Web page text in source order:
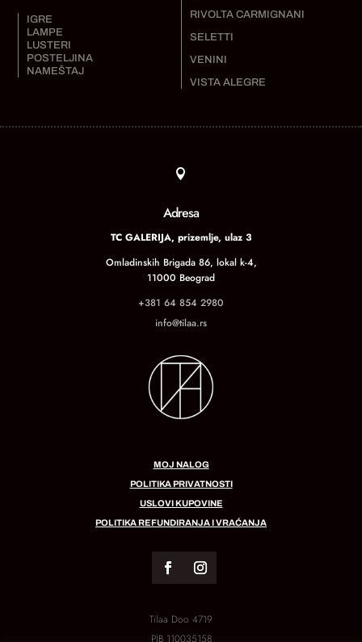
IGRE
LAMPE
LUSTERI
POSTELJINA
NAMEŠTAJ
RIVOLTA CARMIGNANI
SELETTI
VENINI
VISTA ALEGRE

Adresa
TC GALERIJA, prizemlje, ulaz 3
Omladinskih Brigada 86, lokal k-4,
11000 Beograd
+381 64 854 2980
info@tilaa.rs
MOJ NALOG
POLITIKA PRIVATNOSTI
USLOVI KUPOVINE
POLITIKA REFUNDIRANJA I VRAĆANJA
Tilaa Doo 4719
PIB 110035158